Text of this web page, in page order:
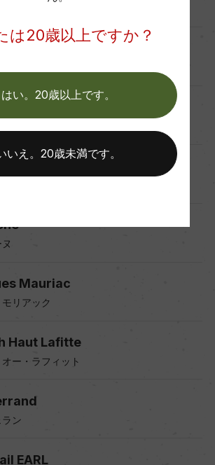
Vivens
ール・ヴィヴァン
Saint Martin
・サン・マルタン
ィエール
Mauriac
リアック
Haut Lafitte
ー・ラフィット
ン
EARL
は20歳以上ですか？
はい。20歳以上です。
いえ。20歳未満です。